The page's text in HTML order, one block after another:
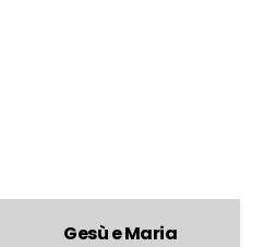
Gesù e Maria